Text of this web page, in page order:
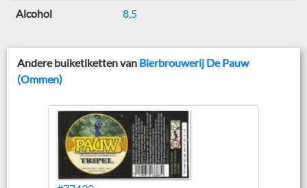
Alcohol 8,5
Andere buiketiketten van Bierbrouwerij De Pauw
(Ommen)